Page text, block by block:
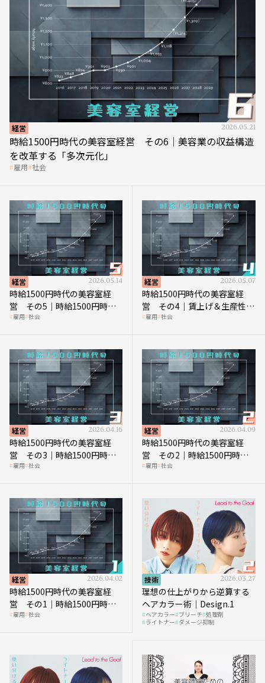
経営 2026.05.21
時給1500円時代の美容室経営 その6｜美容業の収益構造
を改革する「多次元化」
雇用 社会
経営 2026.05.14
時給1500円時代の美容室経
営 その5｜時給1500円時代
の到来は美容業の収益構造を
雇用 社会
経営 2026.05.07
時給1500円時代の美容室経
営 その4｜賃上げ＆生産性向
上につなげる賢い助成金活用
雇用 社会
経営 2026.04.16
時給1500円時代の美容室経
営 その3｜時給1500円時
代、美容業はどのような影響
雇用 社会
経営 2026.04.09
時給1500円時代の美容室経
営 その2｜時給1500円時代
に支払う給与はいくらなのか
雇用 社会
経営 2026.04.02
時給1500円時代の美容室経
営 その1｜時給1500円時代
へ向かう社会的背景
雇用 社会
技術 2026.03.27
理想の仕上がりから逆算する
ヘアカラー術｜Design.1
ヘアカラー ブリーチ 処理剤
ライトナー ダメージ抑制